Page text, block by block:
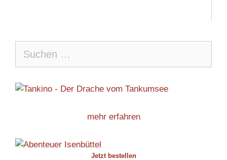
nach:
mehr erfahren
Jetzt bestellen